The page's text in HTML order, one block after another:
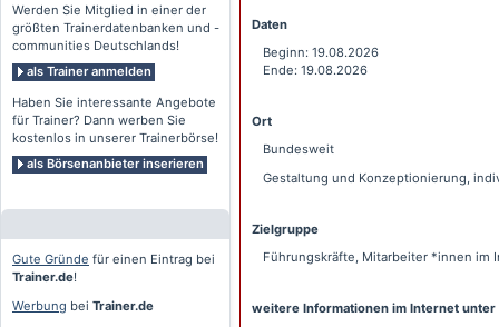
Werden Sie Mitglied in einer der
größten Trainerdatenbanken und -
communities Deutschlands!
als Trainer anmelden
Haben Sie interessante Angebote
für Trainer? Dann werben Sie
kostenlos in unserer Trainerbörse!
als Börsenanbieter inserieren
Gute Gründe für einen Eintrag bei
Trainer.de!
Werbung bei Trainer.de
Daten
Beginn: 19.08.2026
Ende: 19.08.2026
Ort
Bundesweit
Gestaltung und Konzeptionierung,
Zielgruppe
Führungskräfte, Mitarbeiter *innen im
weitere Informationen im Internet unter